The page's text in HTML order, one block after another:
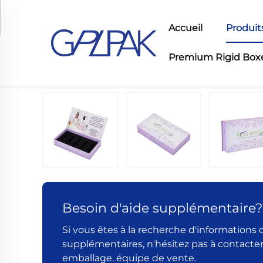
Accueil
Premium Rigid
Besoin d'aide supplémentaire?
Si vous êtes à la recherche d'informations
supplémentaires, n'hésitez pas à
emballage. équipe de vente.